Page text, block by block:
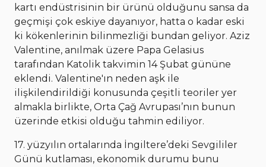
kartı endüstrisinin bir ürünü olduğunu sansa da
geçmişi çok eskiye dayanıyor, hatta o kadar eski
ki kökenlerinin bilinmezliği bundan geliyor. Aziz
Valentine, anılmak üzere Papa Gelasius
tarafından Katolik takvimin 14 Şubat gününe
eklendi. Valentine'ın neden aşk ile
ilişkilendirildiği konusunda çeşitli teoriler yer
almakla birlikte, Orta Çağ Avrupası’nın bunun
üzerinde etkisi olduğu tahmin ediliyor.
17. yüzyılın ortalarında İngiltere’deki Sevgililer
Günü kutlaması, ekonomik durumu bunu